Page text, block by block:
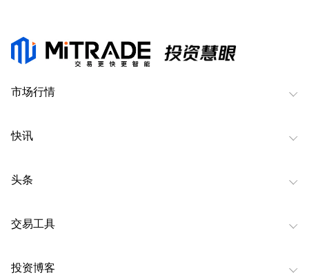
市场行情
快讯
头条
交易工具
投资博客